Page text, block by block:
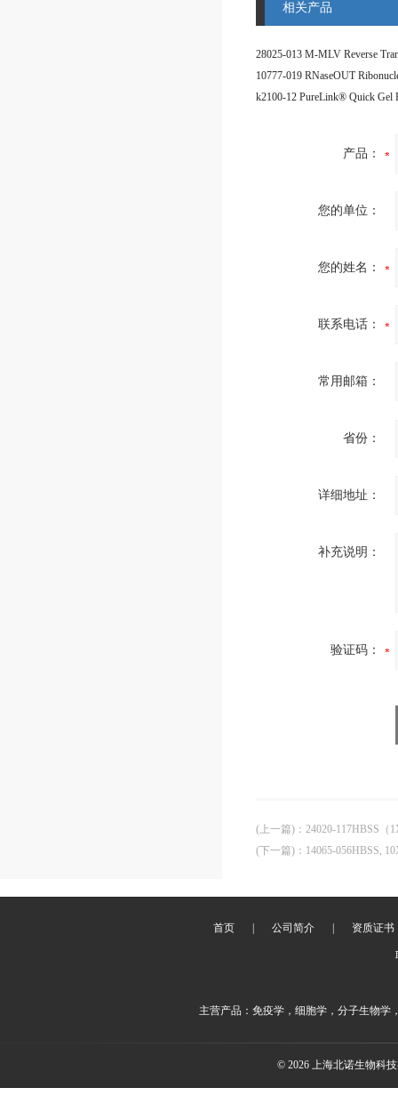
相关产品
产品：
您的单位：
您的姓名：
联系电话：
常用邮箱：
省份：
详细地址：
补充说明：
验证码：
(上一篇) ： 24020-117HBSS（
(下一篇) ： 14065-056HBSS,
首页 公司简介 资质证书
主营产品：免疫学，细胞学，分子生物学
© 2026 上海北诺生物科